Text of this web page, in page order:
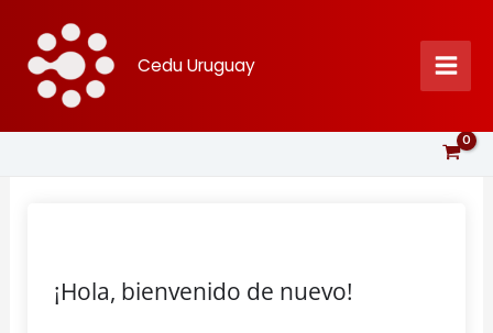
contenido
Cedu Uruguay
¡Hola, bienvenido de nuevo!